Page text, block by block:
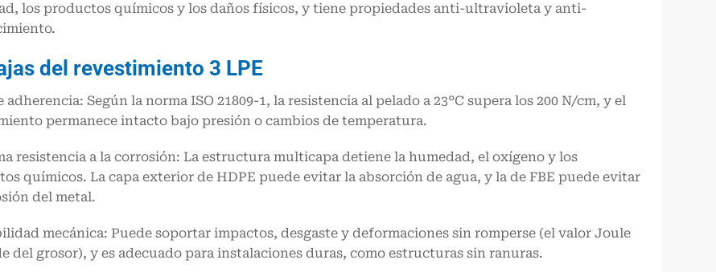
los productos químicos y los daños físicos, y tiene propiedades anti-ultravioleta y anti-
del revestimiento 3 LPE
adherencia: Según la norma ISO 21809-1, la resistencia al pelado a 23°C supera los 200 N/cm, y el
permanece intacto bajo presión o cambios de temperatura.
resistencia a la corrosión: La estructura multicapa detiene la humedad, el oxígeno y los
químicos. La capa exterior de HDPE puede evitar la absorción de agua, y la de FBE puede evitar
del metal.
mecánica: Puede soportar impactos, desgaste y deformaciones sin romperse (el valor Joule
del grosor), y es adecuado para instalaciones duras, como estructuras sin ranuras.